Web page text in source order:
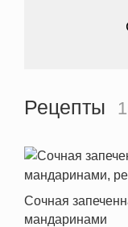
Рецепты
Сочная
мандаринами